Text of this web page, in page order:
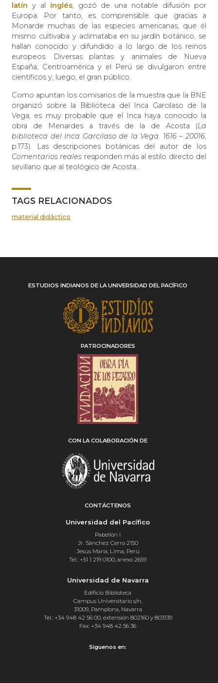
latín y al inglés, gozó de una notable difusión por
Europa. Por tanto, es comprensible que gracias a
Monarde muchas de las especies americanas, que él
mismo cultivaba y aclimataba en su jardín botánico, se
hallan conocido y difundido a lo largo de los reinos
europeos. Diversas plantas y animales de Nueva
España, Centroamérica y el Perú se divulgaron entre
científicos y, luego, el gran público.
Como apuntan los comisarios de la muestra que la BNE
organizó sobre la Biblioteca del Inca Garcilaso de la
Vega, es muy probable que el Inca haya conocido la
obra de Menardes a través de la de Acosta (La
biblioteca del Inca Garcilaso de la Vega. 1616 – 20016,
p.173). Las descripciones botánicas del autor de los
Comentarios reales responden más al estilo directo del
sevillano que al teológico de Acosta.
TAGS RELACIONADOS
material didáctico
ESTUDIOS INDIANOS DE LA UNIVERSIDAD DEL PACÍFICO
PATROCINADORES
CON LA COLABORACIÓN DE
CONTÁCTENOS
Universidad del Pacífico
Pabellón I
Jr. Sánchez Cerro 2150
Jesús María, Lima, Perú
Tel.: +51 1 219 0100, anexo 2659
Universidad de Navarra
Edificio Biblioteca
Campus Universitario s/n,
31009, Pamplona, Navarra
Tel.: +34 948 42 56 00, extensión 802160 y 803139
Fax: +34 948 42 56 36
Síguenos en: